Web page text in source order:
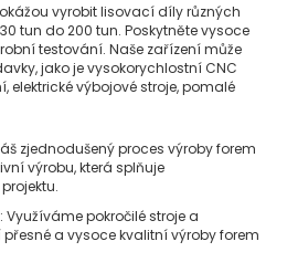
vyrobit lisovací díly různých
tun do 200 tun. Poskytněte vysoce
testování. Naše zařízení může
jako je vysokorychlostní CNC
elektrické výbojové stroje, pomalé
zjednodušený proces výroby forem
výrobu, která splňuje
pokročilé stroje a
a vysoce kvalitní výroby forem